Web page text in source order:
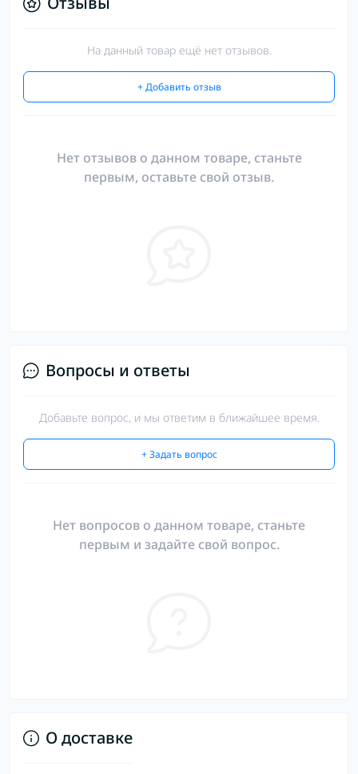
На данный товар ещё нет отзывов.
+ Добавить отзыв
Нет отзывов о данном товаре, станьте
первым, оставьте свой отзыв.
Вопросы и ответы
Добавьте вопрос, и мы ответим в ближайшее время.
+ Задать вопрос
Нет вопросов о данном товаре, станьте
первым и задайте свой вопрос.
О доставке